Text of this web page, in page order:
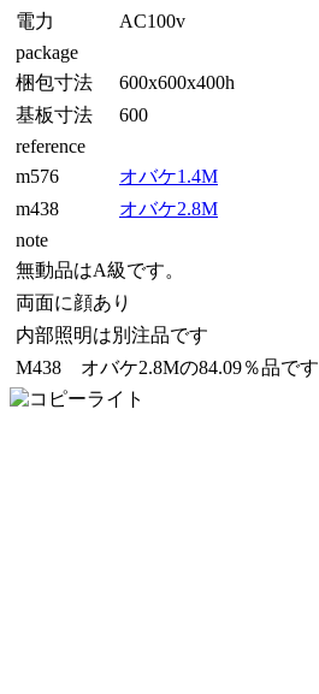
電力
AC100v
package
梱包寸法
600x600x400h
基板寸法
600
reference
m576
オバケ1.4M
m438
オバケ2.8M
note
無動品はA級です。
両面に顔あり
内部照明は別注品です
M438 オバケ2.8Mの84.09％品です